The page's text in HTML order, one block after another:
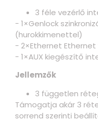
3 féle vezérlő
− 1×Genlock
(hurokkimenettel)
− 2×Ethernet
− 1×AUX kiegészítő
Jellemzők
3 független
Támogatja akár 3
sorrend szerinti